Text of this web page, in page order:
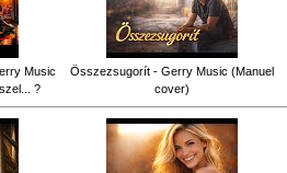
Music
?
Összezsugorít - Gerry Music (Manuel
cover)